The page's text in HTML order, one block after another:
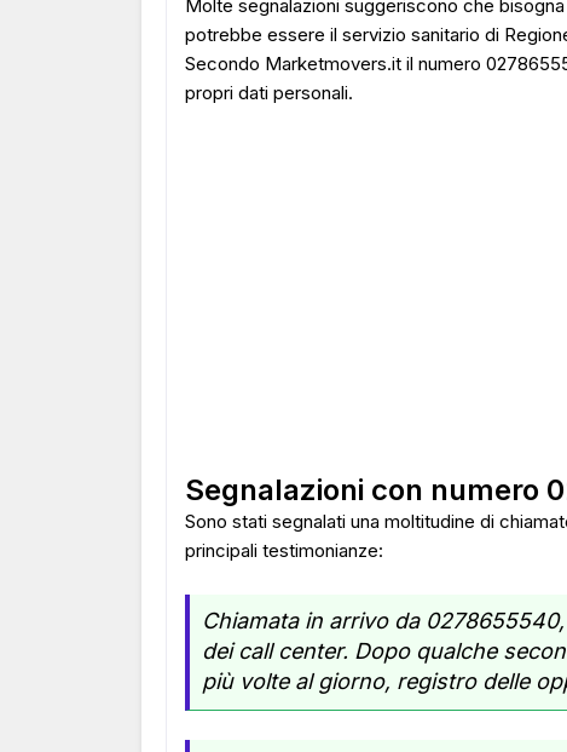
Molte segnalazioni suggeriscono che
potrebbe essere il servizio sanitario di
Secondo Marketmovers.it il numero
propri dati personali.
Segnalazioni con numero
Sono stati segnalati una moltitudine di
principali testimonianze:
Chiamata in arrivo da
dei call center. Dopo qualche
più volte al giorno, registro delle